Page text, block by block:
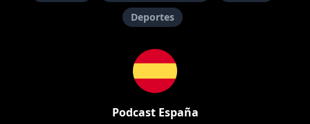
Deportes
Podcast España